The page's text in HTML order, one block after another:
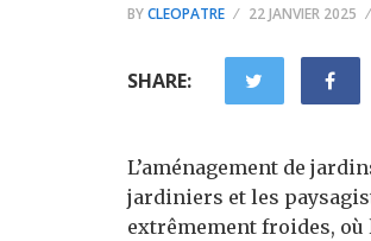
BYCLEOPATRE 22 JANVIER 2025
SHARE:
L’aménagement de
jardiniers et les
extrêmement froides, où